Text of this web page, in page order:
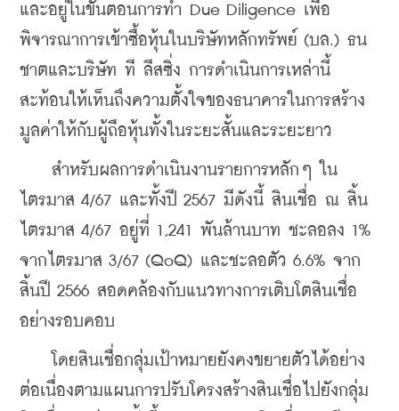
และอยู่ในขั้นตอนการทำ Due Diligence เพื่อ
พิจารณาการเข้าซื้อหุ้นในบริษัทหลักทรัพย์ (บล.) ธน
ชาตและบริษัท ที ลีสซิ่ง การดำเนินการเหล่านี้
สะท้อนให้เห็นถึงความตั้งใจของธนาคารในการสร้าง
มูลค่าให้กับผู้ถือหุ้นทั้งในระยะสั้นและระยะยาว
สำหรับผลการดำเนินงานรายการหลักๆ ใน
ไตรมาส 4/67 และทั้งปี 2567 มีดังนี้ สินเชื่อ ณ สิ้น
ไตรมาส 4/67 อยู่ที่ 1,241 พันล้านบาท ชะลอลง 1%
จากไตรมาส 3/67 (QoQ) และชะลอตัว 6.6% จาก
สิ้นปี 2566 สอดคล้องกับแนวทางการเติบโตสินเชื่อ
อย่างรอบคอบ
โดยสินเชื่อกลุ่มเป้าหมายยังคงขยายตัวได้อย่าง
ต่อเนื่องตามแผนการปรับโครงสร้างสินเชื่อไปยังกลุ่ม